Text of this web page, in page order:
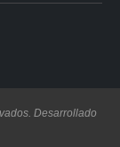
Desarrollado